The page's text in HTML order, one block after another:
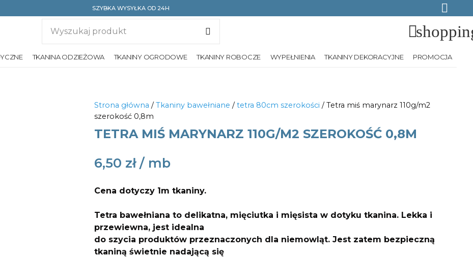
SZYBKA WYSYŁKA OD 24H
TKANINA ODZIEŻOWA TKANINY OGRODOWE TKANINY ROBOCZE WYPEŁNIENIA TKANINY DEKORACYJNE PROMOCJA
Strona główna /Tkaniny bawełniane /tetra 80cm szerokości / Tetra miś marynarz 110g/m2
szerokość 0,8m
TETRA MIŚ MARYNARZ 110G/M2 SZEROKOŚĆ 0,8M
6,50 zł
Cena dotyczy 1m tkaniny.
Tetra bawełniana to delikatna, mięciutka i mięsista w dotyku tkanina. Lekka i
przewiewna, jest idealna
do szycia produktów przeznaczonych dla niemowląt. Jest zatem bezpieczną
tkaniną świetnie nadającą się